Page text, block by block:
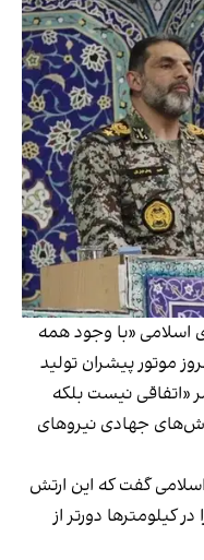
«با وجود همه
موتور پیشران تولید
«اتفاقی نیست بلکه
جهادی نیرو‌های
گفت که این ارتش
کیلومتر‌ها دورتر از